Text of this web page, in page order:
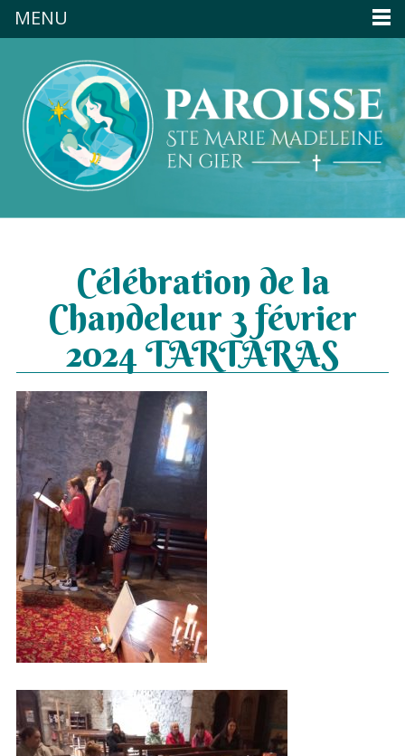
Célébration de la
Chandeleur 3 février
2024 TARTARAS
MENU